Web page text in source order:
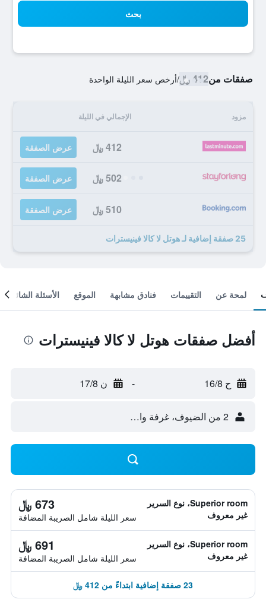
بحث
صفقات من412 ﷼ /أرخص سعر الليلة الواحدة
مزود الإجمالي في الليلة
412 ﷼ عرض الصفقة
502 ﷼ عرض الصفقة
510 ﷼ عرض الصفقة
25 صفقة إضافية لـ هوتل لا كالا فينيسترات
لمحة عن التقييمات فنادق مشابهة الموقع الأسئلة الشائعة
أفضل صفقات هوتل لا كالا فينيسترات
ح 16/8 - ن 17/8
2 من الضيوف، غرفة واحدة
Superior room، نوع السرير
غير معروف
673 ﷼
سعر الليلة شامل الصريبة المضافة
Superior room، نوع السرير
غير معروف
691 ﷼
سعر الليلة شامل الصريبة المضافة
23 صفقة إضافية ابتداءً من 412 ﷼